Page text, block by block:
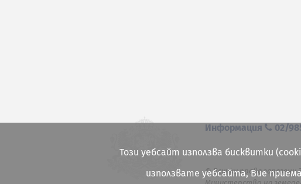
Информация 02/
© Всички права запазени
Министерство на
Този уебсайт използва бисквитки
използвате уебсайта, Вие